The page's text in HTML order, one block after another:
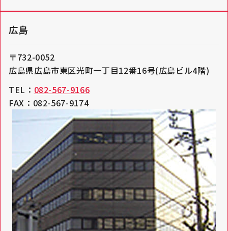
広島
〒732-0052
広島県広島市東区光町一丁目12番16号(広島ビル4階)
TEL： 082-567-9166
FAX：082-567-9174